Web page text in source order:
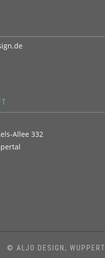
Allee 332
© ALJO DESIGN,